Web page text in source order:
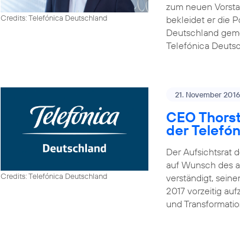
Credits: Telefónica Deutschland
zum neuen
bekleidet er die
Deutschland
Telefónica
Credits: Telefónica Deutschland
21. November 2016
CEO
der
Der Aufsichtsrat
auf Wunsch des
verständigt,
2017 vorzeitig
und